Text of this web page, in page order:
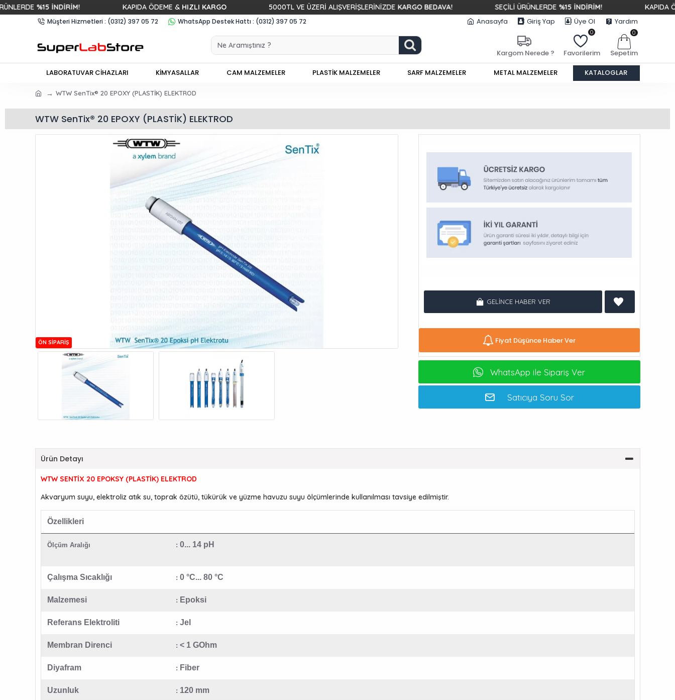
%15 İNDİRİM! KAPIDA ÖDEME &HIZLI KARGO 5000TL VE ÜZERİ ALIŞVERİŞLERİNİZDEKARGO BEDAVA! SEÇİLİ ÜRÜNLERDE%15 İNDİRİM! KAPIDA ÖDEME &
Müşteri Hizmetleri : (0312) 397 05 72 WhatsApp Destek Hattı : (0312) 397 05 72 Anasayfa Giriş Yap Üye Ol Yardım
Kargom Nerede ? Favorilerim
0
Sepetim
0
LABORATUVAR CİHAZLARI KİMYASALLAR CAM MALZEMELER PLASTİK MALZEMELER SARF MALZEMELER METAL MALZEMELER KATALOGLAR
WTW SenTix® 20 EPOXY (PLASTİK) ELEKTROD
WTW SenTix® 20 EPOXY (PLASTİK) ELEKTROD
ÖN SIPARIŞ
GELINCE HABER VER
Fiyat Düşünce Haber Ver
WhatsApp ile Sipariş Ver
Satıcıya Soru Sor
Ürün Detayı
WTW SENTİX 20 EPOKSY (PLASTİK) ELEKTROD
Akvaryum suyu, elektroliz atık su, toprak özütü, tükürük ve yüzme havuzu suyu ölçümlerinde kullanılması tavsiye edilmiştir.
Özellikleri
Ölçüm Aralığı : 0... 14 pH
Çalışma Sıcaklığı : 0 °C... 80 °C
Malzemesi : Epoksi
Referans Elektroliti : Jel
Membran Direnci : < 1 GOhm
Diyafram : Fiber
Uzunluk : 120 mm